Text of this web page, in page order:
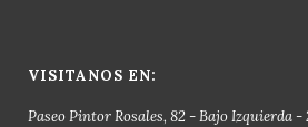
VISITANOS EN:
Paseo Pintor Rosales, 82 - Bajo Izquierda -